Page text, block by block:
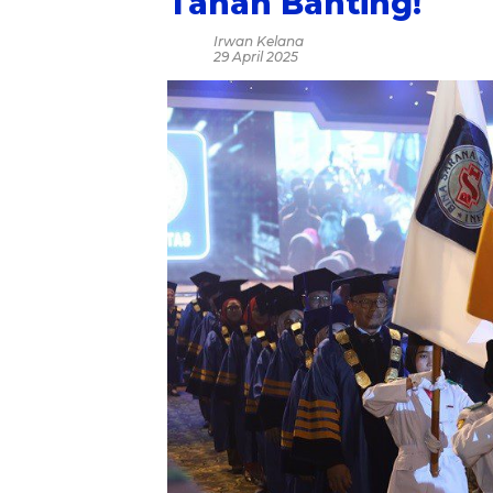
Irwan Kelana
29 April 2025